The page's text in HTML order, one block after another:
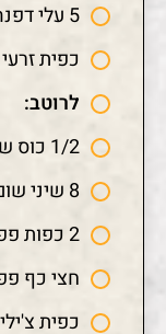
5 עלי דפנה
כפית
לרוטב:
1/2 כוס שמן
8 שיני שום
2 כפות פפריקה מתוקה
חצי כף
כפית